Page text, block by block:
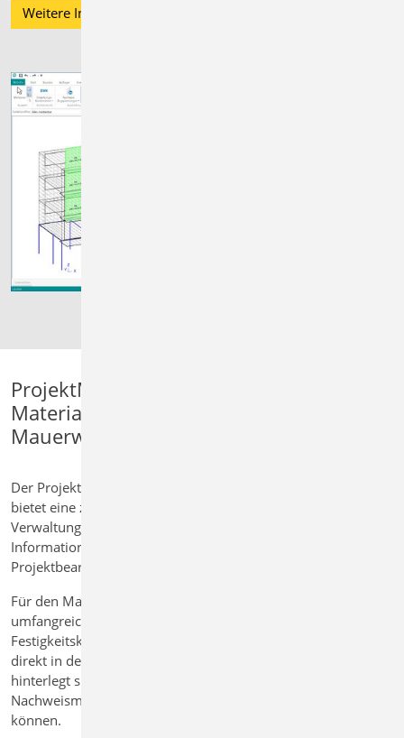
Weitere Informationen zu MicroFe
ProjektManager: Zentrale
Materialbibliothek für
Mauerwerksplanung
Der ProjektManager der mb WorkSuite
bietet eine zentrale Plattform zur
Verwaltung aller projektbezogenen
Informationen für die
Projektbearbeitung.
Für den Mauerwerksbau steht eine
umfangreiche Auswahl an
Festigkeitsklassen zur Verfügung, die
direkt in den zentralen Stammdaten
hinterlegt sind und in allen
Nachweismodulen verwendet werden
können.